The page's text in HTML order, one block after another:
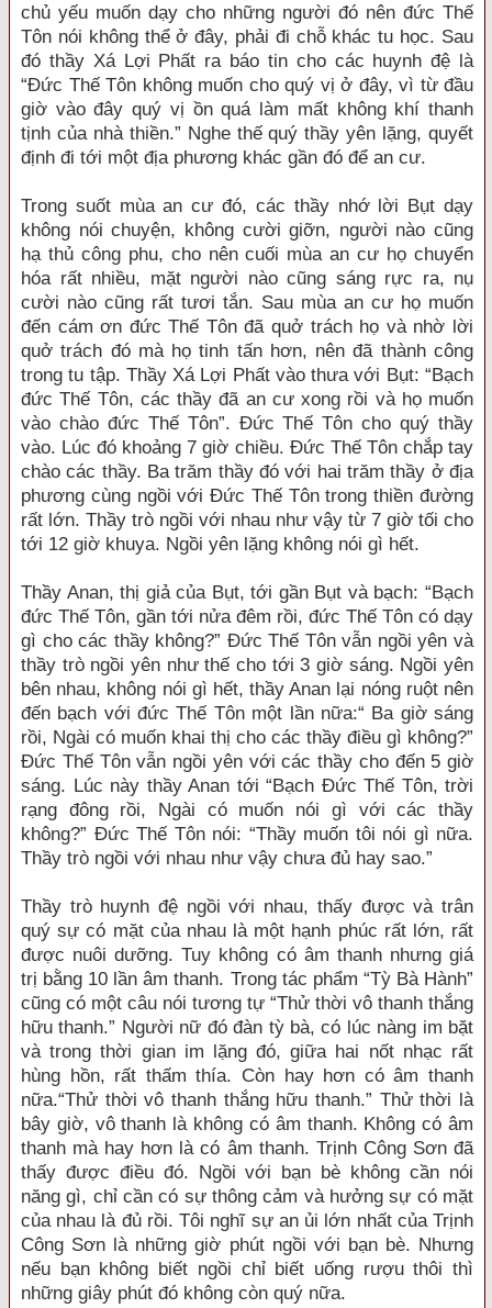
chủ yếu muốn dạy cho những người đó nên đức Thế
Tôn nói không thể ở đây, phải đi chỗ khác tu học. Sau
đó thầy Xá Lợi Phất ra báo tin cho các huynh đệ là
“Đức Thế Tôn không muốn cho quý vị ở đây, vì từ đầu
giờ vào đây quý vị ồn quá làm mất không khí thanh
tịnh của nhà thiền.” Nghe thế quý thầy yên lặng, quyết
định đi tới một địa phương khác gần đó để an cư.
Trong suốt mùa an cư đó, các thầy nhớ lời Bụt dạy
không nói chuyện, không cười giỡn, người nào cũng
hạ thủ công phu, cho nên cuối mùa an cư họ chuyển
hóa rất nhiều, mặt người nào cũng sáng rực ra, nụ
cười nào cũng rất tươi tắn. Sau mùa an cư họ muốn
đến cám ơn đức Thế Tôn đã quở trách họ và nhờ lời
quở trách đó mà họ tinh tấn hơn, nên đã thành công
trong tu tập. Thầy Xá Lợi Phất vào thưa với Bụt: “Bạch
đức Thế Tôn, các thầy đã an cư xong rồi và họ muốn
vào chào đức Thế Tôn”. Đức Thế Tôn cho quý thầy
vào. Lúc đó khoảng 7 giờ chiều. Đức Thế Tôn chắp tay
chào các thầy. Ba trăm thầy đó với hai trăm thầy ở địa
phương cùng ngồi với Đức Thế Tôn trong thiền đường
rất lớn. Thầy trò ngồi với nhau như vậy từ 7 giờ tối cho
tới 12 giờ khuya. Ngồi yên lặng không nói gì hết.
Thầy Anan, thị giả của Bụt, tới gần Bụt và bạch: “Bạch
đức Thế Tôn, gần tới nửa đêm rồi, đức Thế Tôn có dạy
gì cho các thầy không?” Đức Thế Tôn vẫn ngồi yên và
thầy trò ngồi yên như thế cho tới 3 giờ sáng. Ngồi yên
bên nhau, không nói gì hết, thầy Anan lại nóng ruột nên
đến bạch với đức Thế Tôn một lần nữa:“ Ba giờ sáng
rồi, Ngài có muốn khai thị cho các thầy điều gì không?”
Đức Thế Tôn vẫn ngồi yên với các thầy cho đến 5 giờ
sáng. Lúc này thầy Anan tới “Bạch Đức Thế Tôn, trời
rạng đông rồi, Ngài có muốn nói gì với các thầy
không?” Đức Thế Tôn nói: “Thầy muốn tôi nói gì nữa.
Thầy trò ngồi với nhau như vậy chưa đủ hay sao.”
Thầy trò huynh đệ ngồi với nhau, thấy được và trân
quý sự có mặt của nhau là một hạnh phúc rất lớn, rất
được nuôi dưỡng. Tuy không có âm thanh nhưng giá
trị bằng 10 lần âm thanh. Trong tác phẩm “Tỳ Bà Hành”
cũng có một câu nói tương tự “Thử thời vô thanh thắng
hữu thanh.” Người nữ đó đàn tỳ bà, có lúc nàng im bặt
và trong thời gian im lặng đó, giữa hai nốt nhạc rất
hùng hồn, rất thấm thía. Còn hay hơn có âm thanh
nữa.“Thử thời vô thanh thắng hữu thanh.” Thử thời là
bây giờ, vô thanh là không có âm thanh. Không có âm
thanh mà hay hơn là có âm thanh. Trịnh Công Sơn đã
thấy được điều đó. Ngồi với bạn bè không cần nói
năng gì, chỉ cần có sự thông cảm và hưởng sự có mặt
của nhau là đủ rồi. Tôi nghĩ sự an ủi lớn nhất của Trịnh
Công Sơn là những giờ phút ngồi với bạn bè. Nhưng
nếu bạn không biết ngồi chỉ biết uống rượu thôi thì
những giây phút đó không còn quý nữa.